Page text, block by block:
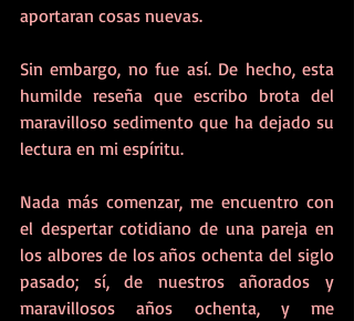
aportaran cosas nuevas.
Sin embargo, no fue así. De hecho, esta
humilde reseña que escribo brota del
maravilloso sedimento que ha dejado su
lectura en mi espíritu.
Nada más comenzar, me encuentro con
el despertar cotidiano de una pareja en
los albores de los años ochenta del siglo
pasado; sí, de nuestros añorados y
maravillosos años ochenta, y me